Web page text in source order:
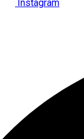
Instagram